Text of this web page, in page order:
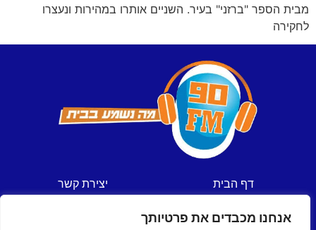
אנחנו מכבדים את פרטיותך
מבית הספר "ברזני" בעיר. השניים אותרו במהירות ונעצרו
לחקירה
דף הבית
ספורט
יצירת קשר